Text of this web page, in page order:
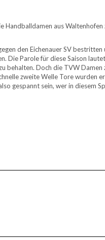
aus
den Eichenauer SV
Die Parole für diese Saison
behalten. Doch die TVW
zweite Welle Tore wurden
gespannt sein, wer in diesem